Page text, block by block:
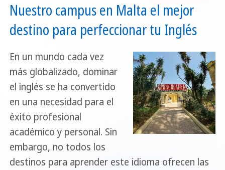
Nuestro campus en Malta el mejor
destino para perfeccionar tu Inglés
En un mundo cada vez
más globalizado, dominar
el inglés se ha convertido
en una necesidad para el
éxito profesional
académico y personal. Sin
embargo, no todos los
destinos para aprender este idioma ofrecen las